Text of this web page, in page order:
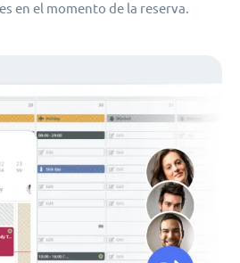
en el momento de la reserva.